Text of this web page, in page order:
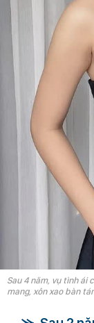
Sau 4 năm, vụ tình ái
mang, xôn xao bàn